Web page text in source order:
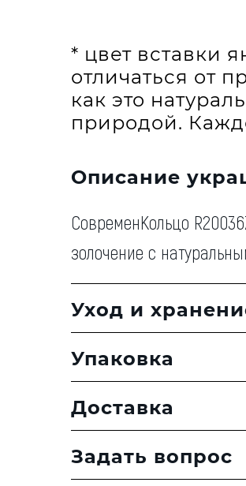
* цвет вставки
отличаться от
как это
природой.
Описание
СовременКольцо
золочение с
Уход и
Упаковка
Доставка
Задать вопрос